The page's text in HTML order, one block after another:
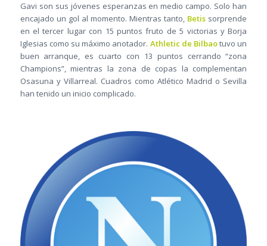
Gavi son sus jóvenes esperanzas en medio campo. Solo han
encajado un gol al momento. Mientras tanto, Betis sorprende
en el tercer lugar con 15 puntos fruto de 5 victorias y Borja
Iglesias como su máximo anotador. Athletic de Bilbaotuvo un
buen arranque, es cuarto con 13 puntos cerrando “zona
Champions”, mientras la zona de copas la complementan
Osasuna y Villarreal. Cuadros como Atlético Madrid o Sevilla
han tenido un inicio complicado.